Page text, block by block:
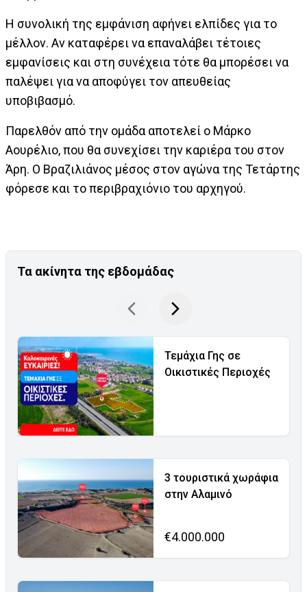
Η συνολική της εμφάνιση αφήνει ελπίδες για το
μέλλον. Αν καταφέρει να επαναλάβει τέτοιες
εμφανίσεις και στη συνέχεια τότε θα μπορέσει να
παλέψει για να αποφύγει τον απευθείας
υποβιβασμό.
Παρελθόν από την ομάδα αποτελεί ο Μάρκο
Αουρέλιο, που θα συνεχίσει την καριέρα του στον
Άρη. Ο Βραζιλιάνος μέσος στον αγώνα της Τετάρτης
φόρεσε και το περιβραχιόνιο του αρχηγού.
Τα ακίνητα της εβδομάδας
Τεμάχια Γης σε
Οικιστικές Περιοχές
3 τουριστικά χωράφια
στην Αλαμινό
€4.000.000